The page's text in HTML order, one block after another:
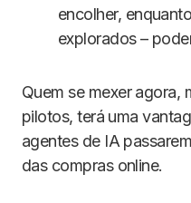
encolher,
explorados –
Quem se mexer agora,
pilotos, terá uma
agentes de IA
das compras online.